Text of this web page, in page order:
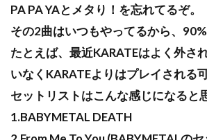
PA PA YAとメタり！を忘れてるぞ。
その2曲はいつもやってるから、90%
たとえば、最近KARATEはよく外さ
いなくKARATEよりはプレイされる
セットリストはこんな感じになると
1.BABYMETAL DEATH